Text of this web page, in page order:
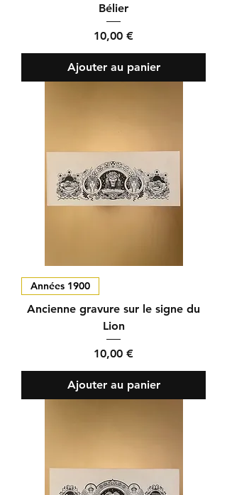
Bélier
Prix
10,00 €
Ajouter au panier
Années 1900
Ancienne gravure sur le signe du
Lion
Prix
10,00 €
Ajouter au panier